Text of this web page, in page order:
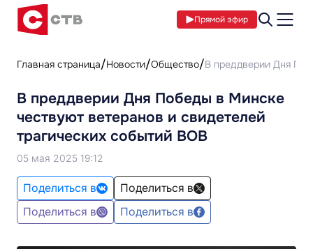
Прямой эфир
Главная страница Новости Общество В преддверии Дня
В преддверии Дня Победы в Минске
чествуют ветеранов и свидетелей
трагических событий ВОВ
05 мая 2025 19:12
Поделиться в
Поделиться в
Поделиться в
Поделиться в